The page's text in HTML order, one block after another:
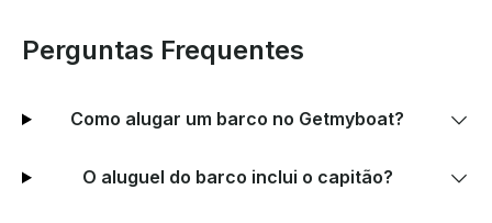
Perguntas Frequentes
Como alugar um barco no Getmyboat?
O aluguel do barco inclui o capitão?